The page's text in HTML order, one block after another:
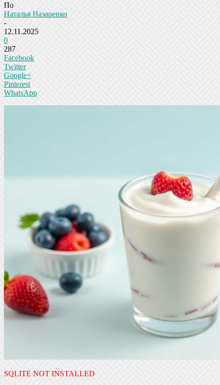
По
Наталья Назаренко
-
12.11.2025
0
287
Facebook
Twitter
Google+
Pinterest
WhatsApp
SQLITE NOT INSTALLED